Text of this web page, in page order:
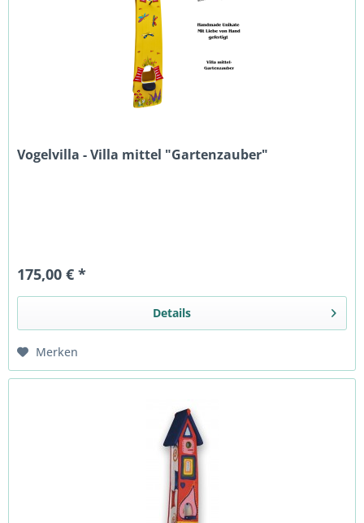
Vogelvilla - Villa mittel "Gartenzauber"
175,00 € *
Details
Merken